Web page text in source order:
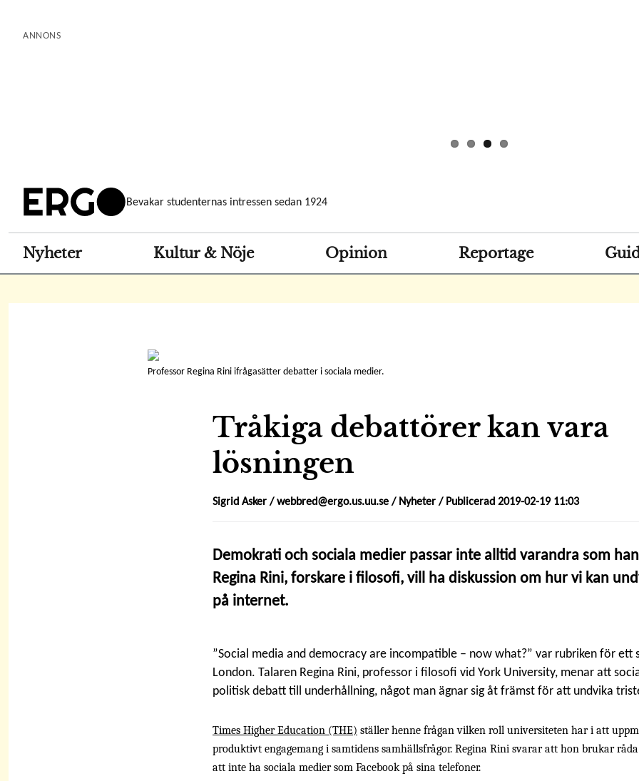
ANNONS
Bevakar studenternas intressen sedan 1924
Nyheter Kultur & Nöje Opinion Reportage
Professor Regina Rini ifrågasätter debatter i sociala medier.
Tråkiga debattörer kan vara
lösningen
Sigrid Asker /webbred@ergo.us.uu.se / Nyheter / Publicerad 2019-02-19 11:03
Demokrati och sociala medier passar inte alltid varandra som
Regina Rini, forskare i filosofi, vill ha diskussion om hur vi kan
på internet.
”Social media and democracy are incompatible – now what?” var rubriken för ett
London. Talaren Regina Rini, professor i filosofi vid York University, menar att
politisk debatt till underhållning, något man ägnar sig åt främst för att undvika
Times Higher Education (THE) ställer henne frågan vilken roll universiteten har i att
produktivt engagemang i samtidens samhällsfrågor. Regina Rini svarar att hon brukar
att inte ha sociala medier som Facebook på sina telefoner.